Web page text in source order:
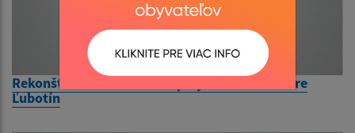
Rekonštrukcia zábradlia v polyfunkčnom centre
Ľubotín